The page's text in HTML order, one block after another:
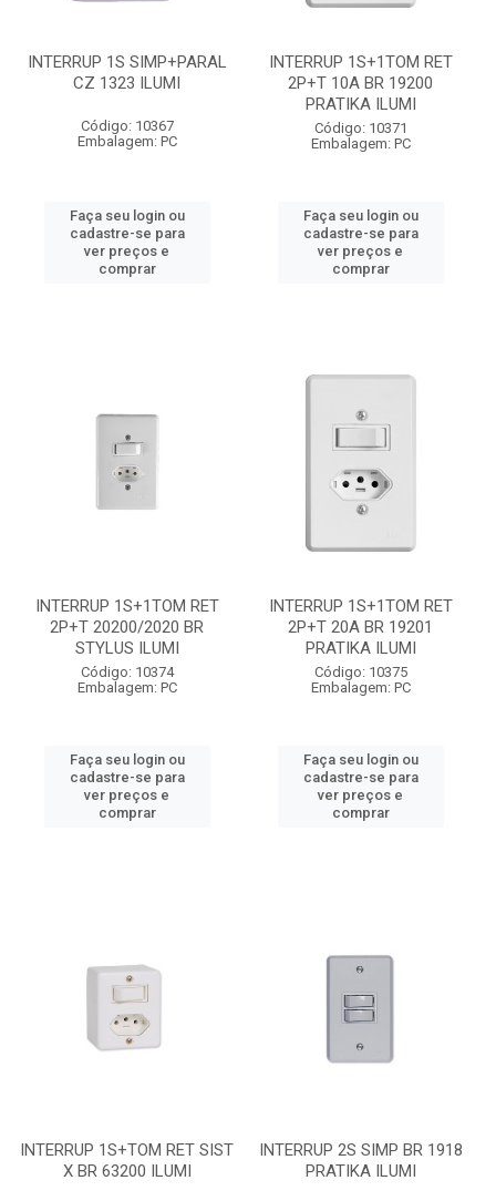
INTERRUP 1S SIMP+PARAL
CZ 1323 ILUMI
Código: 10367
Embalagem: PC
Faça seu login ou
cadastre-se para
ver preços e
comprar
INTERRUP 1S+1TOM RET
2P+T 10A BR 19200
PRATIKA ILUMI
Código: 10371
Embalagem: PC
Faça seu login ou
cadastre-se para
ver preços e
comprar
INTERRUP 1S+1TOM RET
2P+T 20200/2020 BR
STYLUS ILUMI
Código: 10374
Embalagem: PC
Faça seu login ou
cadastre-se para
ver preços e
comprar
INTERRUP 1S+1TOM RET
2P+T 20A BR 19201
PRATIKA ILUMI
Código: 10375
Embalagem: PC
Faça seu login ou
cadastre-se para
ver preços e
comprar
INTERRUP 1S+TOM RET SIST
X BR 63200 ILUMI
INTERRUP 2S SIMP BR 1918
PRATIKA ILUMI